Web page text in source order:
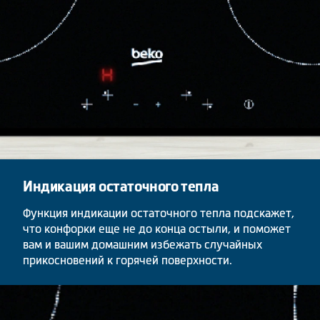
Индикация остаточного тепла
Функция индикации остаточного тепла подскажет,
что конфорки еще не до конца остыли, и поможет
вам и вашим домашним избежать случайных
прикосновений к горячей поверхности.